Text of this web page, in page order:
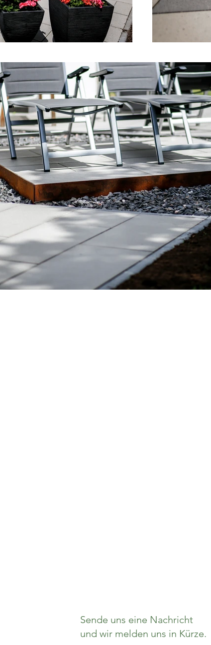
Sende uns eine Nachricht
und wir melden uns in Kürze.